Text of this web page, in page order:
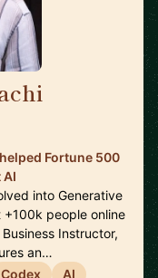
Fortune 500
into Generative
people online
Instructor,
an…
Codex AI